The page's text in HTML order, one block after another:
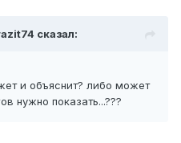
сказал:
и объяснит? либо может
нужно показать...???